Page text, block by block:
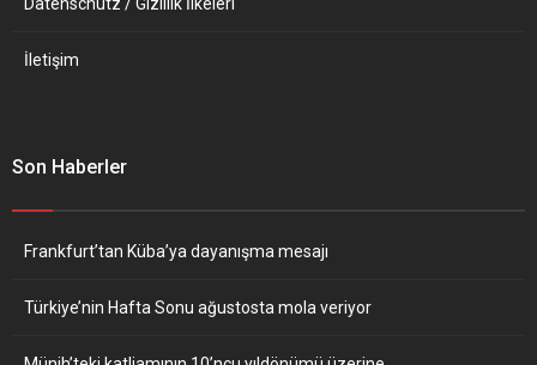
İletişim
Son Haberler
Frankfurt’tan Küba’ya dayanışma mesajı
Türkiye’nin Hafta Sonu ağustosta mola veriyor